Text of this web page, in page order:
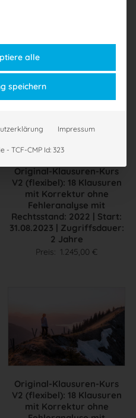
Original-Klausuren-Kurs
V2 (flexibel): 18 Klausuren
mit Korrektur ohne
Fehleranalyse mit
Rechtsstand: 2022 | Start:
31.08.2023 | Zugriffsdauer:
2 Jahre
Preis: 1.245,00 €
Original-Klausuren-Kurs
V2 (flexibel): 18 Klausuren
mit Korrektur ohne
alle
speichern
Impressum
- TCF-CMP Id: 323